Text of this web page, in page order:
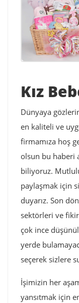
Kız
Dünyaya
en kaliteli ve
firmamıza hoş
olsun bu haberi
biliyoruz.
paylaşmak için
duyarız. Son
sektörleri ve
çok ince
yerde
seçerek sizlere
İşimizin her
yansıtmak için